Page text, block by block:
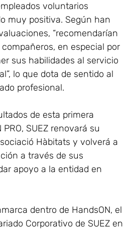
voluntarios
muy positiva. Según han
“recomendarían
en especial por
sus habilidades al servicio
lo que dota de sentido al
profesional.
de esta primera
SUEZ renovará su
Hàbitats y volverá a
a través de sus
apoyo a la entidad en
dentro de HandsON, el
Corporativo de SUEZ en